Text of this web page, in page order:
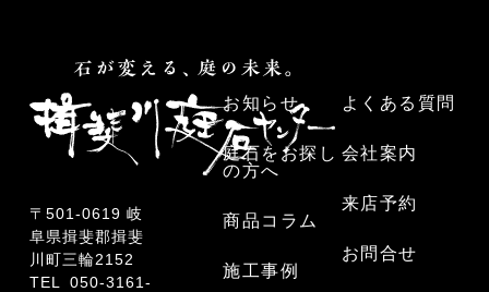
お知らせ
庭石をお探し
の方へ
商品コラム
施工事例
よくある質問
会社案内
来店予約
お問合せ
〒501-0619 岐
阜県揖斐郡揖斐
川町三輪2152
TEL 050-3161-